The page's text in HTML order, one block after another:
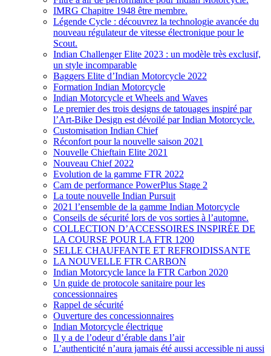
IMRG Chapitre 1948 être membre.
Légende Cycle : découvrez la technologie avancée du
nouveau régulateur de vitesse électronique pour le
Scout.
Indian Challenger Elite 2023 : un modèle très exclusif,
un style incomparable
Baggers Elite d’Indian Motorcycle 2022
Formation Indian Motorcycle
Indian Motorcycle et Wheels and Waves
Le premier des trois designs de tatouages inspiré par
l’Art-Bike Design est dévoilé par Indian Motorcycle.
Customisation Indian Chief
Réconfort pour la nouvelle saison 2021
Nouvelle Chieftain Elite 2021
Nouveau Chief 2022
Evolution de la gamme FTR 2022
Cam de performance PowerPlus Stage 2
La toute nouvelle Indian Pursuit
2021 l’ensemble de la gamme Indian Motorcycle
Conseils de sécurité lors de vos sorties à l’automne.
COLLECTION D’ACCESSOIRES INSPIRÉE DE
LA COURSE POUR LA FTR 1200
SELLE CHAUFFANTE ET REFROIDISSANTE
LA NOUVELLE FTR CARBON
Indian Motorcycle lance la FTR Carbon 2020
Un guide de protocole sanitaire pour les
concessionnaires
Rappel de sécurité
Ouverture des concessionnaires
Indian Motorcycle électrique
Il y a de l’odeur d’érable dans l’air
L’authenticité n’aura jamais été aussi accessible ni aussi